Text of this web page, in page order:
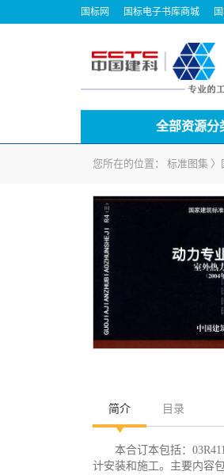
国标网 国标电子书库商城
全部资源分
您所在的位置： 标准图集 〉
简介 目录
本合订本包括：
计安装和施工。主要内容